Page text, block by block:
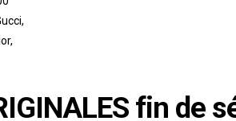
fin de